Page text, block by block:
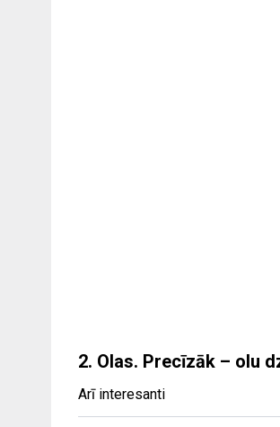
2. Olas. Precīzāk – olu
Arī interesanti